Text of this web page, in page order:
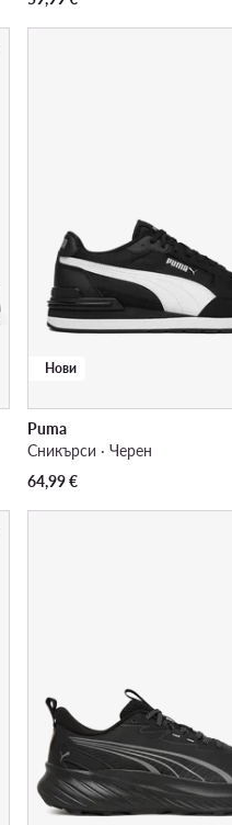
Нови
Puma
Сникърси · Черен
64,99€